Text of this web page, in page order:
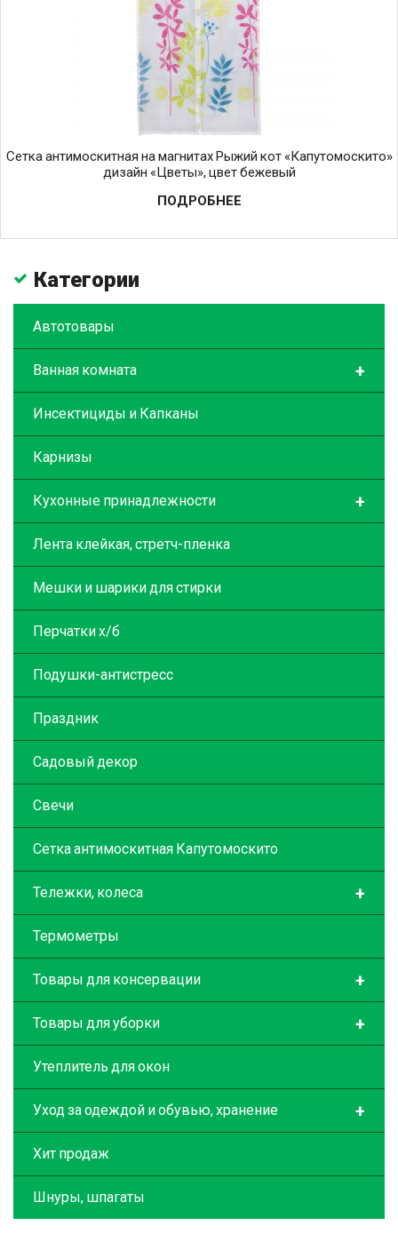
Сетка антимоскитная на магнитах Рыжий кот «Капутомоскито»
дизайн «Цветы», цвет бежевый
ПОДРОБНЕЕ
Категории
Автотовары
+
Ванная комната
Инсектициды и Капканы
Карнизы
+
Кухонные принадлежности
Лента клейкая, стретч-пленка
Мешки и шарики для стирки
Перчатки х/б
Подушки-антистресс
Праздник
Садовый декор
Свечи
Сетка антимоскитная Капутомоскито
+
Тележки, колеса
Термометры
+
Товары для консервации
+
Товары для уборки
Утеплитель для окон
+
Уход за одеждой и обувью, хранение
Хит продаж
Шнуры, шпагаты